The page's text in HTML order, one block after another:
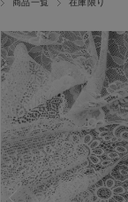
商品一覧 在庫限り